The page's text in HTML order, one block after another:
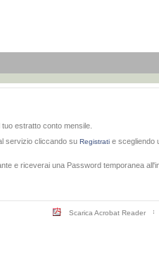
estratto conto mensile.
servizio cliccando su Registratie scegliendo
e riceverai una Password temporanea
Scarica Acrobat Reader